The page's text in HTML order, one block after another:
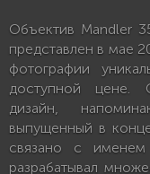
Объектив Mandler
представлен в мае
фотографии
доступной цене.
дизайн,
выпущенный в
связано с
разрабатывал